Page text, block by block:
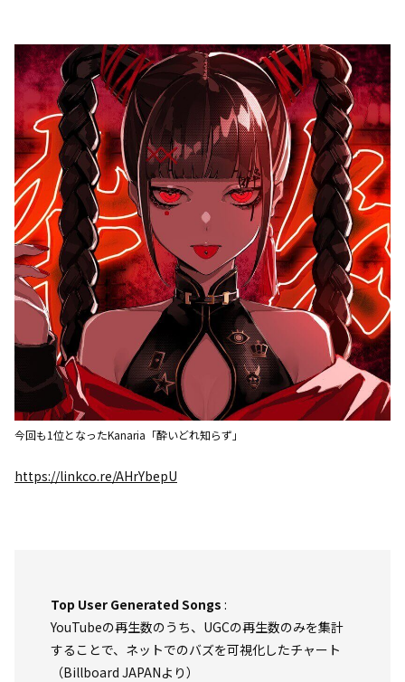
今回も1位となったKanaria「酔いどれ知らず」
https://linkco.re/AHrYbepU
Top User Generated Songs :
YouTubeの再生数のうち、UGCの再生数のみを集計
することで、ネットでのバズを可視化したチャート
（Billboard JAPANより）